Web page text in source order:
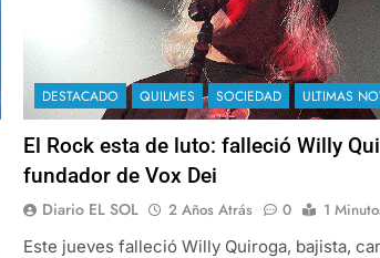
DESTACADO QUILMES SOCIEDAD ULTIMAS
El Rock esta de luto: falleció Willy
fundador de Vox Dei
Diario EL SOL 2 Años Atrás 0
1
Este jueves falleció Willy Quiroga, bajista,